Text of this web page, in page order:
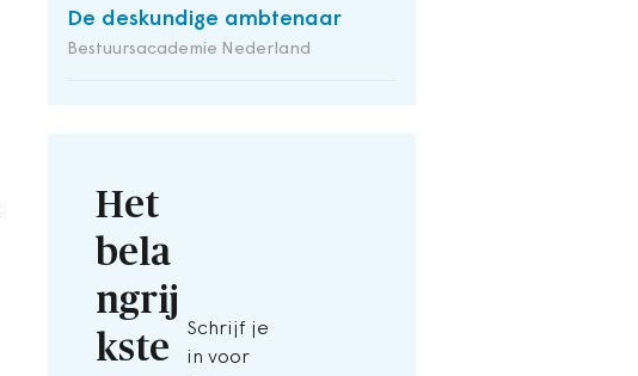
De deskundige ambtenaar
Bestuursacademie Nederland
Het
bela
ngrij
kste
Schrijf je
in voor